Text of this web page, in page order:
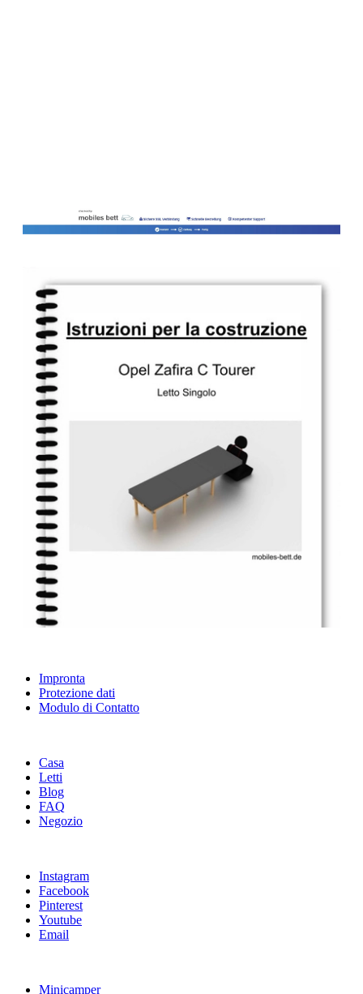
Impronta
Protezione dati
Modulo di Contatto
Casa
Letti
Blog
FAQ
Negozio
Instagram
Facebook
Pinterest
Youtube
Email
Minicamper